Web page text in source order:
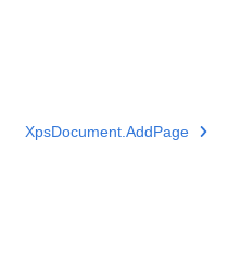
XpsDocument.AddPage